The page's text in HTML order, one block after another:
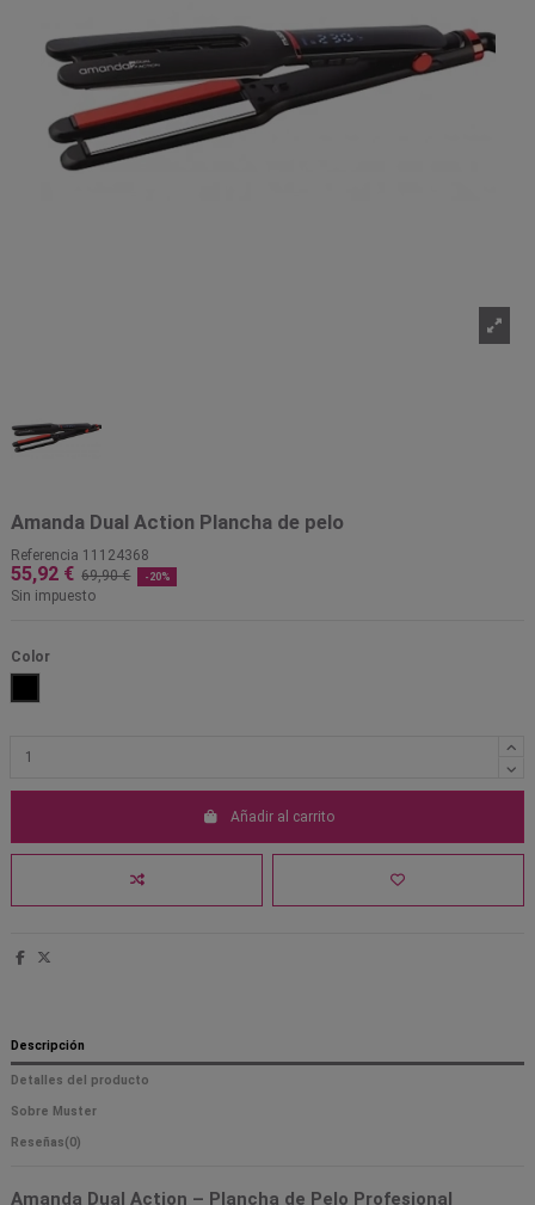
Amanda Dual Action Plancha de pelo
Referencia 11124368
55,92 € 69,90 € -20%
Sin impuesto
Color
Añadir al carrito
Descripción
Detalles del producto
Sobre Muster
Reseñas(0)
Amanda Dual Action – Plancha de Pelo Profesional